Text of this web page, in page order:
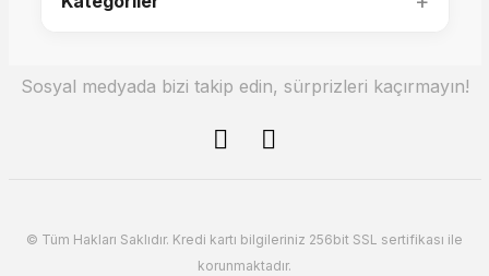
27.500,00 TL
24.200,00 TL
Sosyal medyada bizi takip edin, sürprizleri kaçırmayın!
© Tüm Hakları Saklıdır. Kredi kartı bilgileriniz 256bit SSL sertifikası ile
korunmaktadır.